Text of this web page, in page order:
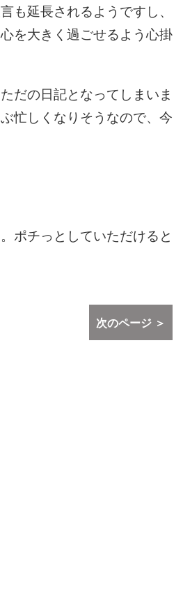
も延長されるようですし、
を大きく過ごせるよう心掛
だの日記となってしまいま
忙しくなりそうなので、今
ポチっとしていただけると
次のページ ＞